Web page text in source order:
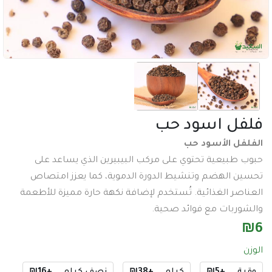
عدد وادوات
اكسسورات تصوير
طاقة شمسية
اكسسورات
ساعات
سماعاتاسود حب
الأسود حب
تحتوي على مركب البيبيرين الذي يساعد على
الهضم وتنشيط الدورة الدموية، كما يعزز امتصاص
الغذائية. تُستخدم لإضافة نكهة حارة مميزة للأطعمة
مع فوائد صحية.